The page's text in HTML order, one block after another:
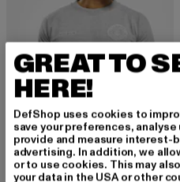
UNFAIR ATHLETICS
GREAT TO
HERE!
DefShop uses cookies to
save your preferences,
provide and measure interest-
advertising. In addition, we
or to use cookies. This may
your data in the USA or other